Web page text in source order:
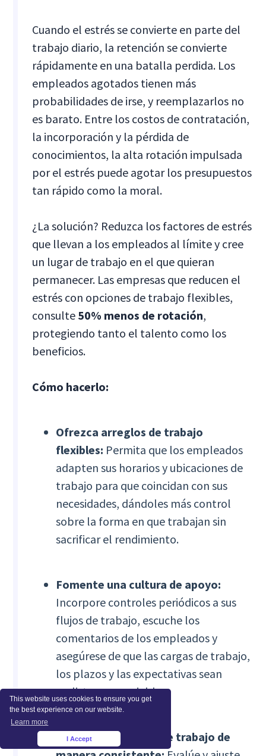
This website uses cookies to ensure you get
the best experience on our website.
Learn more
I Accept
Cuando el estrés se convierte en parte del
trabajo diario, la retención se convierte
rápidamente en una batalla perdida. Los
empleados agotados tienen más
probabilidades de irse, y reemplazarlos no
es barato. Entre los costos de contratación,
la incorporación y la pérdida de
conocimientos, la alta rotación impulsada
por el estrés puede agotar los presupuestos
tan rápido como la moral.
¿La solución? Reduzca los factores de estrés
que llevan a los empleados al límite y cree
un lugar de trabajo en el que quieran
permanecer. Las empresas que reducen el
estrés con opciones de trabajo flexibles,
consulte 50% menos de rotación,
protegiendo tanto el talento como los
beneficios.
Cómo hacerlo:
Ofrezca arreglos de trabajo
flexibles: Permita que los empleados
adapten sus horarios y ubicaciones de
trabajo para que coincidan con sus
necesidades, dándoles más control
sobre la forma en que trabajan sin
sacrificar el rendimiento.
Fomente una cultura de apoyo:
Incorpore controles periódicos a sus
flujos de trabajo, escuche los
comentarios de los empleados y
asegúrese de que las cargas de trabajo,
los plazos y las expectativas sean
realistas y manejables.
Equilibre las cargas de trabajo de